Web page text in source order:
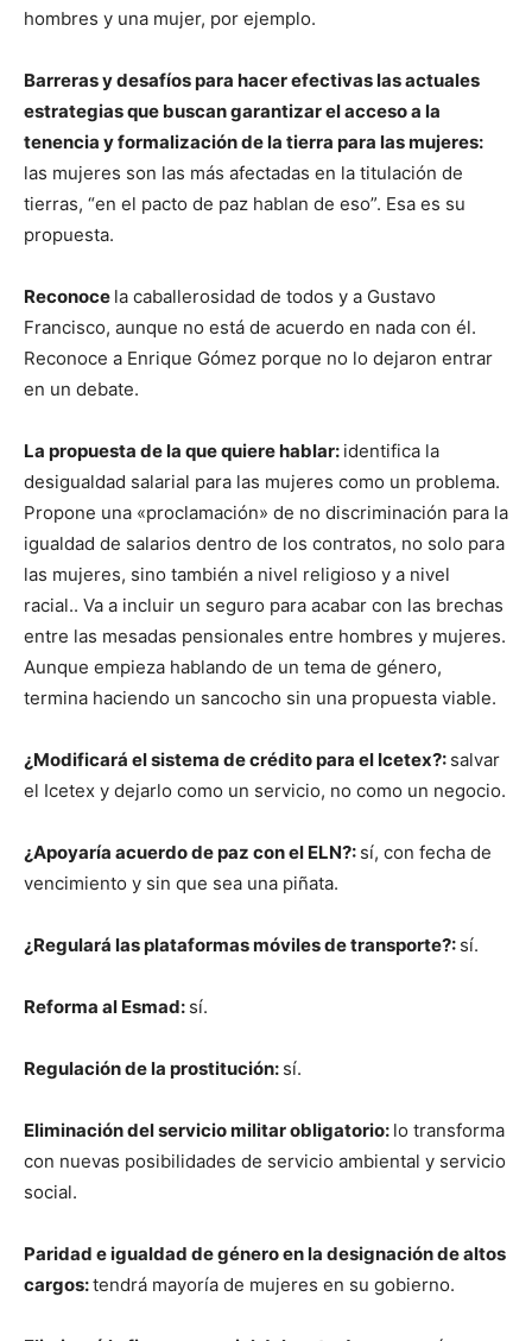
hombres y una mujer, por ejemplo.
Barreras y desafíos para hacer efectivas las actuales
estrategias que buscan garantizar el acceso a la
tenencia y formalización de la tierra para las mujeres:
las mujeres son las más afectadas en la titulación de
tierras, “en el pacto de paz hablan de eso”. Esa es su
propuesta.
Reconoce la caballerosidad de todos y a Gustavo
Francisco, aunque no está de acuerdo en nada con él.
Reconoce a Enrique Gómez porque no lo dejaron entrar
en un debate.
La propuesta de la que quiere hablar: identifica la
desigualdad salarial para las mujeres como un problema.
Propone una «proclamación» de no discriminación para la
igualdad de salarios dentro de los contratos, no solo para
las mujeres, sino también a nivel religioso y a nivel
racial.. Va a incluir un seguro para acabar con las brechas
entre las mesadas pensionales entre hombres y mujeres.
Aunque empieza hablando de un tema de género,
termina haciendo un sancocho sin una propuesta viable.
¿Modificará el sistema de crédito para el Icetex?: salvar
el Icetex y dejarlo como un servicio, no como un negocio.
¿Apoyaría acuerdo de paz con el ELN?: sí, con fecha de
vencimiento y sin que sea una piñata.
¿Regulará las plataformas móviles de transporte?: sí.
Reforma al Esmad: sí.
Regulación de la prostitución: sí.
Eliminación del servicio militar obligatorio: lo transforma
con nuevas posibilidades de servicio ambiental y servicio
social.
Paridad e igualdad de género en la designación de altos
cargos:tendrá mayoría de mujeres en su gobierno.